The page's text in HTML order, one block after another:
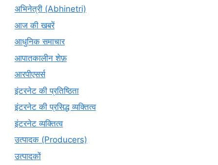
अभिनेत्री (Abhinetri)
आज की खबरें
आधुनिक समाचार
आपातकालीन शेफ़
आरपीएसर्स
इंटरनेट की प्रतिष्ठिता
इंटरनेट की प्रसिद्ध व्यक्तित्व
इंटरनेट व्यक्तित्व
उत्पादक (Producers)
उत्पादकों